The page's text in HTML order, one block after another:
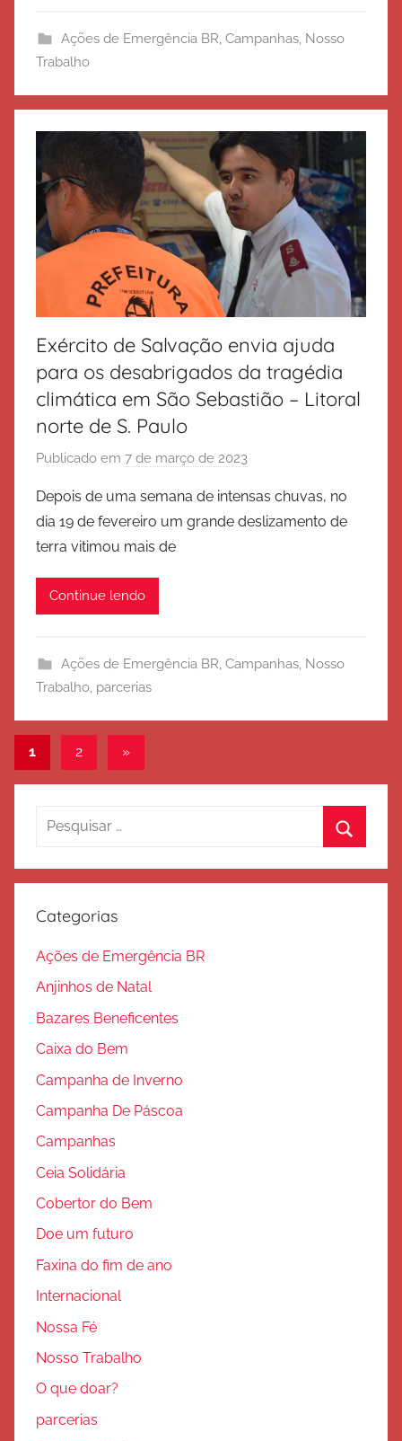
t
e
S
a
l
v
a
ç
ã
o
Ações de Emergência BR, Campanhas, Nosso
Trabalho
Exército de Salvação envia ajuda
para os desabrigados da tragédia
climática em São Sebastião – Litoral
norte de S. Paulo
Publicado em 7 de março de 2023
r
E
t
a
Depois de uma semana de intensas chuvas, no
dia 19 de fevereiro um grande deslizamento de
terra vitimou mais de
Continue lendo
Ações de Emergência BR, Campanhas, Nosso
Trabalho, parcerias
Paginação
de
posts
1 2
Post
»
Pesquisar
Categorias
Ações de Emergência BR
Anjinhos de Natal
Bazares Beneficentes
Caixa do Bem
Campanha de Inverno
Campanha De Páscoa
Campanhas
Ceia Solidária
Cobertor do Bem
Doe um futuro
Faxina do fim de ano
Internacional
Nossa Fé
Nosso Trabalho
O que doar?
parcerias